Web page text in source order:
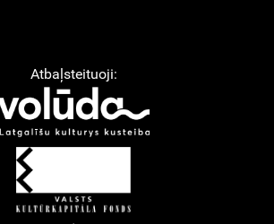
Atbaļsteituoji: